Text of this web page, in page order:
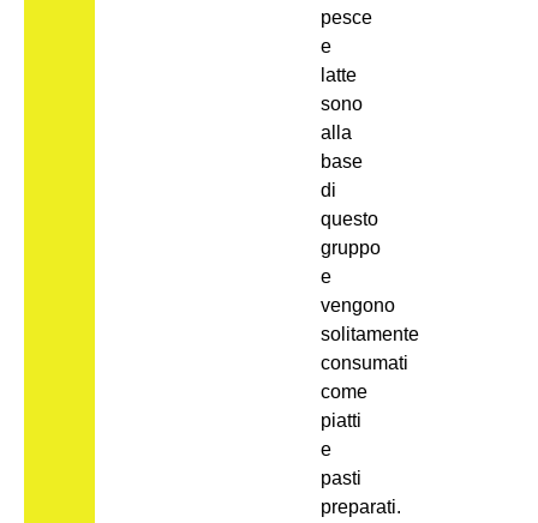
pesce
e
latte
sono
alla
base
di
questo
gruppo
e
vengono
solitamente
consumati
come
piatti
e
pasti
preparati.